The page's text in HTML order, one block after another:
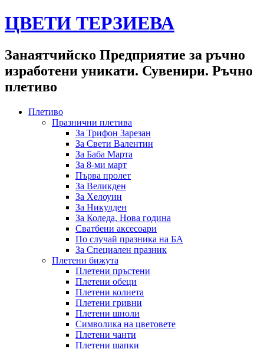
ЦВЕТИ ТЕРЗИЕВА
Занаятчийско Предприятие за ръчно
изработени уникати. Сувенири. Ръчно
плетиво
Плетиво
Празнични плетива
За Трифон Зарезан
За Свети Валентин
За Баба Марта
За 8-ми март
Първа пролет
За Великден
За Хелоуин
За Никулден
За Коледа, Нова година
Сватбени аксесоари
По случай празника на БА
За Специален празник
Плетени бижута
Плетени пръстени
Плетени обeци
Плетени колиета
Плетени гривни
Плетени шноли
Символика на цветовете
Плетени чанти
Плетени шапки